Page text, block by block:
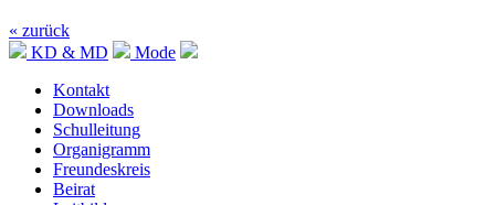
« zurück
KD & MD
Mode
Kontakt
Downloads
Schulleitung
Organigramm
Freundeskreis
Beirat